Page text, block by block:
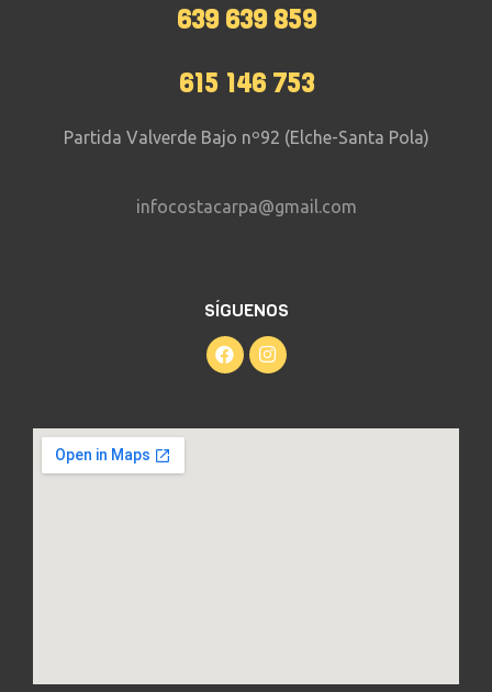
639 639 859
615 146 753
Partida Valverde Bajo nº92 (Elche-Santa Pola)
infocostacarpa@gmail.com
SÍGUENOS